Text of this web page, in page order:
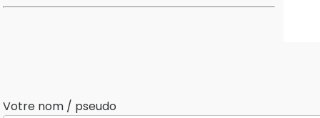
Votre nom / pseudo